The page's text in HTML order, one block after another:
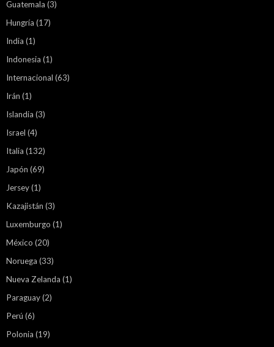
Guatemala (3)
Hungría (17)
India (1)
Indonesia (1)
Internacional (63)
Irán (1)
Islandia (3)
Israel (4)
Italia (132)
Japón (69)
Jersey(1)
Kazajistán (3)
Luxemburgo (1)
México (20)
Noruega (33)
Nueva Zelanda (1)
Paraguay(2)
Perú (6)
Polonia (19)